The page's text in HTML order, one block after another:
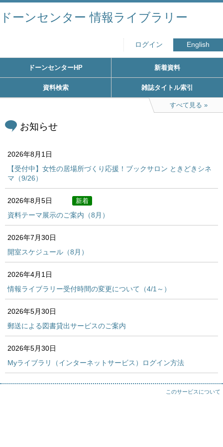
ドーンセンター 情報ライブラリー
ログイン English
ドーンセンターHP 新着資料
資料検索 雑誌タイトル索引
すべて見る
お知らせ
2026年8月1日
【受付中】女性の居場所づくり応援！ブックサロン ときどきシネ
マ（9/26）
2026年8月5日 新着
資料テーマ展示のご案内（8月）
2026年7月30日
開室スケジュール（8月）
2026年4月1日
情報ライブラリー受付時間の変更について（4/1～）
2026年5月30日
郵送による図書貸出サービスのご案内
2026年5月30日
Myライブラリ（インターネットサービス）ログイン方法
このサービスについて